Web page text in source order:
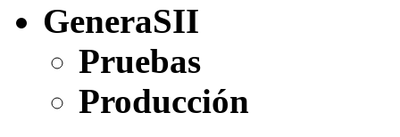
GeneraSII
Pruebas
Producción